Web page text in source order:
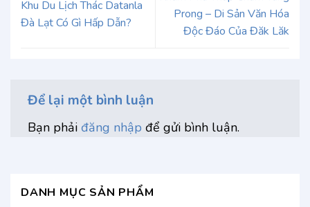
Khu Du Lịch Thác Datanla
Đà Lạt Có Gì Hấp Dẫn?
Prong – Di Sản Văn Hóa
Độc Đáo Của Đăk Lăk
Để lại một bình luận
Bạn phải đăng nhập để gửi bình luận.
DANH MỤC SẢN PHẨM